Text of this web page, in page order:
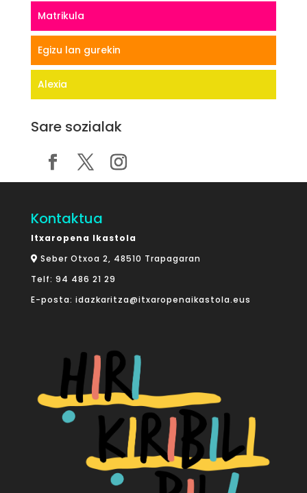
Matrikula
Egizu lan gurekin
Alexia
Sare sozialak
Kontaktua
Itxaropena Ikastola
Seber Otxoa 2, 48510 Trapagaran
Telf: 94 486 21 29
E-posta: idazkaritza@itxaropenaikastola.eus